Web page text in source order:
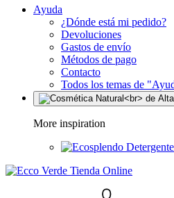
Ayuda
¿Dónde está mi pedido?
Devoluciones
Gastos de envío
Métodos de pago
Contacto
Todos los temas de
More inspiration